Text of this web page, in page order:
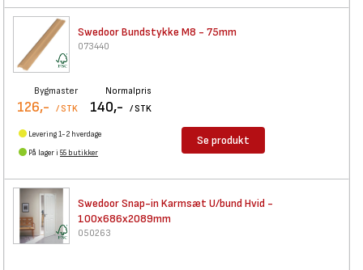
Swedoor Bundstykke M8 - 75mm
073440
Bygmaster
126,- / STK
Normalpris
140,- / STK
Levering 1-2 hverdage
På lager i 55 butikker
Se produkt
Swedoor Snap-in Karmsæt U/bund Hvid -
100x686x2089mm
050263